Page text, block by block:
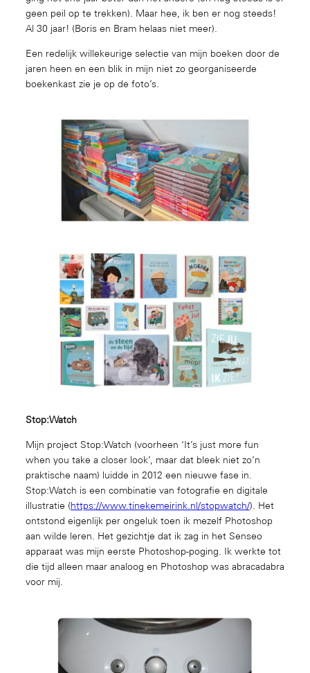
geen peil op te trekken). Maar hee, ik ben er nog steeds!
Al 30 jaar! (Boris en Bram helaas niet meer).
Een redelijk willekeurige selectie van mijn boeken door de
jaren heen en een blik in mijn niet zo georganiseerde
boekenkast zie je op de foto’s.
Stop:Watch
Mijn project Stop:Watch (voorheen ‘It’s just more fun
when you take a closer look’, maar dat bleek niet zo’n
praktische naam) luidde in 2012 een nieuwe fase in.
Stop:Watch is een combinatie van fotografie en digitale
illustratie (https://www.tinekemeirink.nl/stopwatch/). Het
ontstond eigenlijk per ongeluk toen ik mezelf Photoshop
aan wilde leren. Het gezichtje dat ik zag in het Senseo
apparaat was mijn eerste Photoshop-poging. Ik werkte tot
die tijd alleen maar analoog en Photoshop was abracadabra
voor mij.